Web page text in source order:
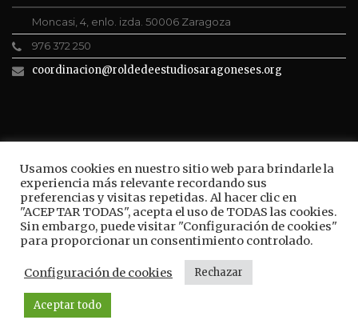
Usamos cookies en nuestro sitio web para brindarle la
experiencia más relevante recordando sus
preferencias y visitas repetidas. Al hacer clic en
"ACEPTAR TODAS", acepta el uso de TODAS las cookies.
Sin embargo, puede visitar "Configuración de cookies"
para proporcionar un consentimiento controlado.
Configuración de cookies Rechazar
Aceptar todo
Moncasi, 4, enlo. izda. 50006 Zaragoza
976 372 250
coordinacion@roldedeestudiosaragoneses.org
ROLDE CONECTA
BUSCAR